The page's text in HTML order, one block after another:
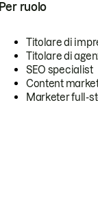
Per ruolo
Titolare di
Titolare di
SEO specialist
Content
Marketer full-